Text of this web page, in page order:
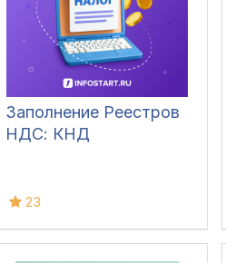
Заполнение Реестров
НДС: КНД
23